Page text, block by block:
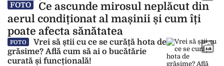
FOTO
Ce ascunde mirosul neplăcut din
aerul condiționat al mașinii și cum îți
poate afecta sănătatea
FOTO
Vrei să știi cu ce se curăță hota de
grăsime? Află cum să ai o bucătărie
curată și funcțională!